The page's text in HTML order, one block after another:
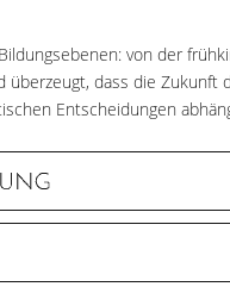
von der
überzeugt, dass die
Entscheidungen